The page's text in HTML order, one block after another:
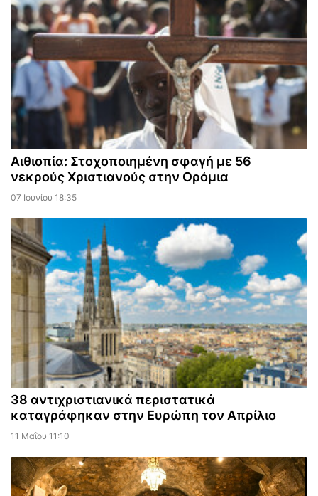
Αιθιοπία: Στοχοποιημένη σφαγή με 56
νεκρούς Χριστιανούς στην Ορόμια
07 Ιουνίου 18:35
38 αντιχριστιανικά περιστατικά
καταγράφηκαν στην Ευρώπη τον Απρίλιο
11 Μαΐου 11:10